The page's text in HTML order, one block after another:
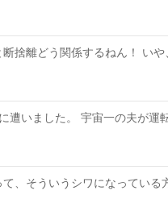
捨離どう関係するねん！ いや
遭いました。 宇宙一の夫が運
、そういうシワになっている